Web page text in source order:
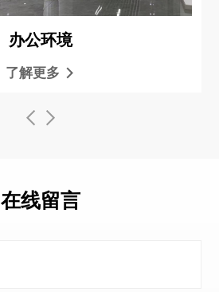
办公环境
了解更多
在线留言